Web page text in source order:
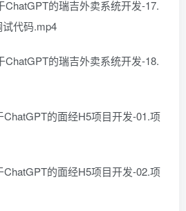
ChatGPT的瑞吉外卖系统开发-17.
代码.mp4
ChatGPT的瑞吉外卖系统开发-18.
的面经H5项目开发-01.项
的面经H5项目开发-02.项